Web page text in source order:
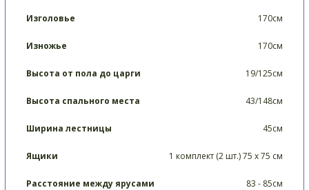
Изголовье 170см
Изножье 170см
Высота от пола до царги 19/125см
Высота спального места 43/148см
Ширина лестницы 45см
Ящики 1 комплект (2 шт.) 75 х 75 см
Расстояние между ярусами 83 - 85см